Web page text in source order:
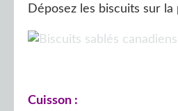
Déposez les biscuits sur la
Cuisson :